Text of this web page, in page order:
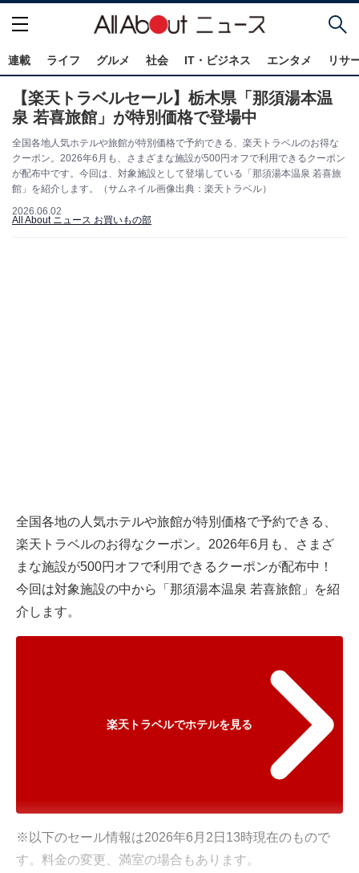
連載 ライフ グルメ 社会 IT・ビジネス エンタメ リサ
【楽天トラベルセール】栃木県「那須湯本温
泉 若喜旅館」が特別価格で登場中
全国各地人気ホテルや旅館が特別価格で予約できる、楽天トラベルのお得な
クーポン。2026年6月も、さまざまな施設が500円オフで利用できるクーポン
が配布中です。今回は、対象施設として登場している「那須湯本温泉 若喜旅
館」を紹介します。（サムネイル画像出典：楽天トラベル）
2026.06.02
All About ニュース お買いもの部
全国各地の人気ホテルや旅館が特別価格で予約できる、
楽天トラベルのお得なクーポン。2026年6月も、さまざ
まな施設が500円オフで利用できるクーポンが配布中！
今回は対象施設の中から「那須湯本温泉 若喜旅館」を紹
介します。
楽天トラベルでホテルを見る
※以下のセール情報は2026年6月2日13時現在のもので
す。料金の変更、満室の場合もあります。